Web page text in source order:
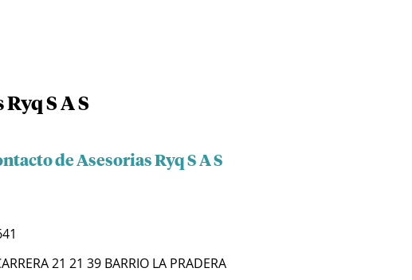
S A S
de Asesorias Ryq S A S
21 21 39 BARRIO LA PRADERA